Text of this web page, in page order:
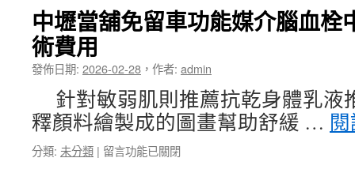
目
標
疼
痛
治
療〉
中
市
產
全
家
掌
握
推
薦
中壢當舖免留車功能媒介腦血栓
術費用
發佈日期: 2026-02-28 ， 作者: admin
針對敏弱肌則推薦抗乾身體乳液
釋顏料繪製成的圖畫幫助舒緩 …
分類: 未分類 | 在
留言功能已關閉